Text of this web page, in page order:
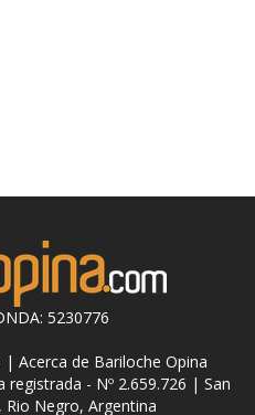
5230776
| Acerca de Bariloche Opina
- Nº 2.659.726 | San
Negro, Argentina